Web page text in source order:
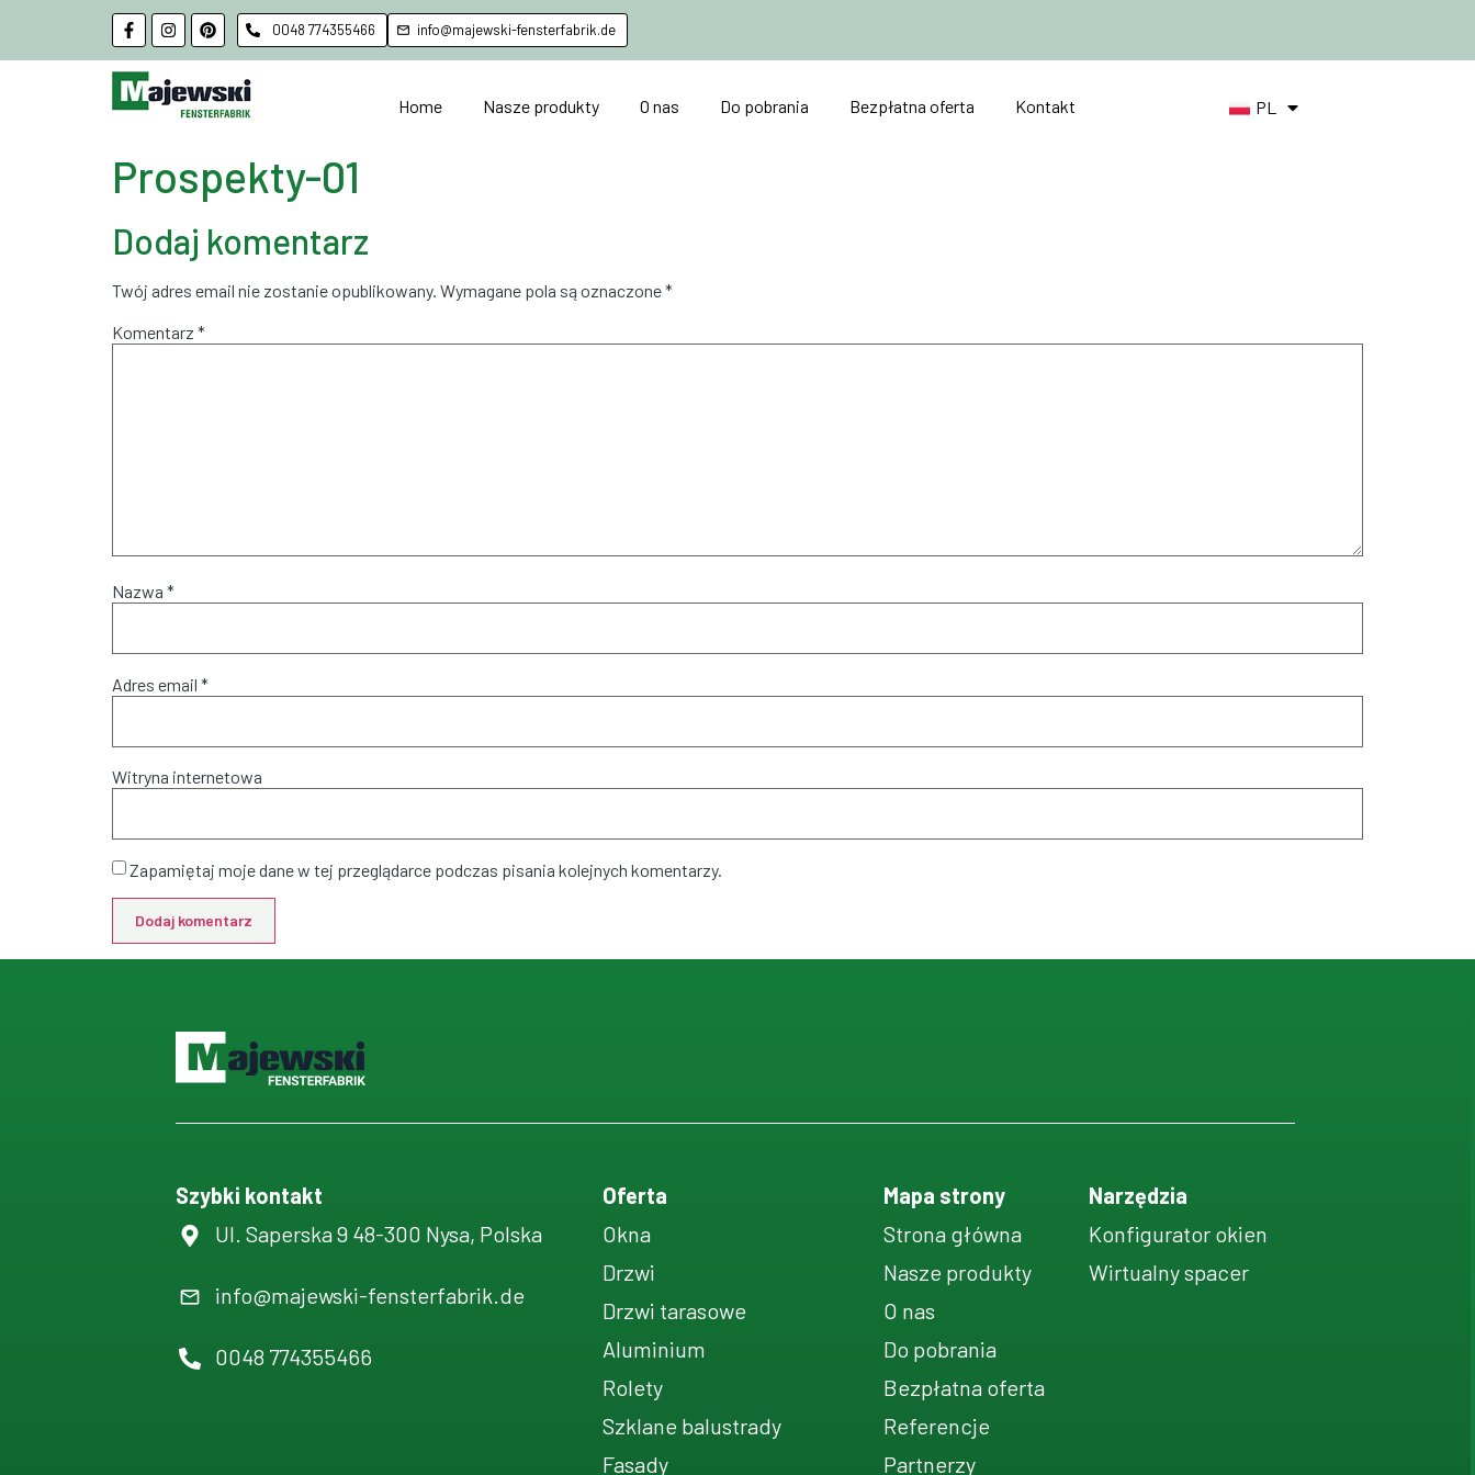
0048 774355466 info@majewski-fensterfabrik.de
Home Nasze produkty O nas Do pobrania Bezpłatna oferta Kontakt PL
DE
Prospekty-01
Dodaj komentarz
Twój adres email nie zostanie opublikowany. Wymagane pola są oznaczone*
Komentarz *
Nazwa *
Adres email *
Witryna internetowa
Zapamiętaj moje dane w tej przeglądarce podczas pisania kolejnych komentarzy.
Szybki kontakt
Ul. Saperska 9 48-300 Nysa, Polska
info@majewski-fensterfabrik.de
0048 774355466
Oferta
Okna
Drzwi
Drzwi tarasowe
Aluminium
Rolety
Szklane balustrady
Fasady
Mapa strony
Strona główna
Nasze produkty
O nas
Do pobrania
Bezpłatna oferta
Referencje
Partnerzy
Narzędzia
Konfigurator okien
Wirtualny spacer